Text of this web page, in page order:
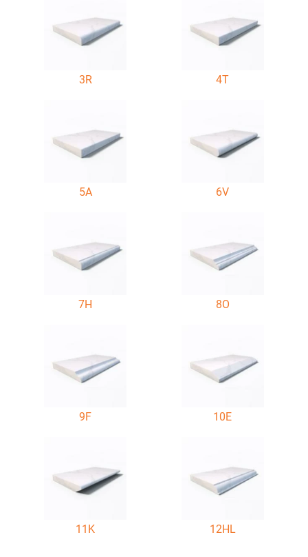
3R 4T
5A 6V
7H 8O
9F 10E
11K 12HL